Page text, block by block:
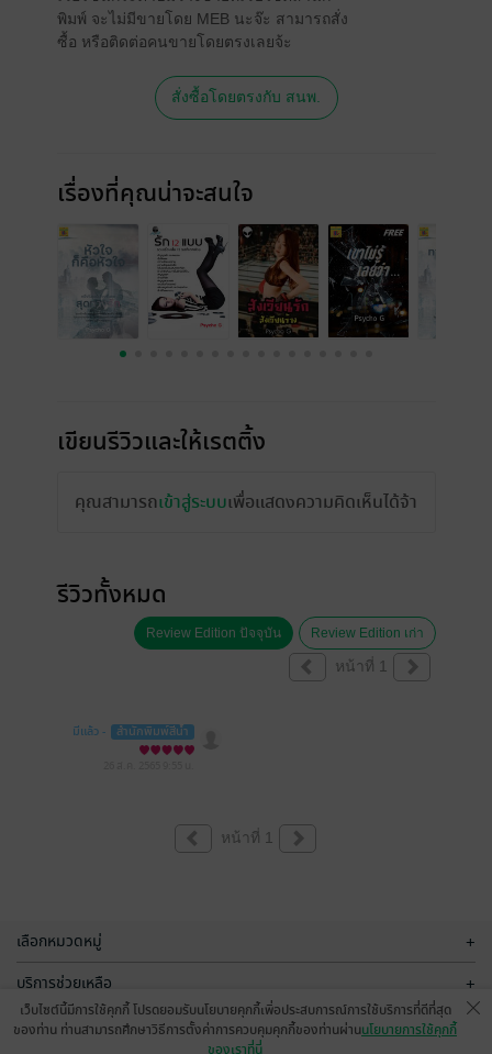
พิมพ์ จะไม่มีขายโดย MEB นะจ๊ะ สามารถสั่ง
ซื้อ หรือติดต่อคนขายโดยตรงเลยจ้ะ
สั่งซื้อโดยตรงกับ สนพ.
เรื่องที่คุณน่าจะสนใจ
เขียนรีวิวและให้เรตติ้ง
คุณสามารถเข้าสู่ระบบเพื่อแสดงความคิดเห็นได้จ้า
รีวิวทั้งหมด
Review Edition เก่า
Review Edition ปัจจุบัน
หน้าที่ 1
มีแล้ว - สำนักพิมพ์สีน้ำ
หน้าที่ 1
เลือกหมวดหมู่ +
บริการช่วยเหลือ +
เกี่ยวกับเรา
เว็บไซต์นี้มีการใช้คุกกี้ โปรดยอมรับนโยบายคุกกี้เพื่อประสบการณ์การใช้บริการที่ดีที่สุด
ของท่าน ท่านสามารถศึกษาวิธีการตั้งค่าการควบคุมคุกกี้ของท่านผ่านนโยบายการใช้คุกกี้
ของเราที่นี่